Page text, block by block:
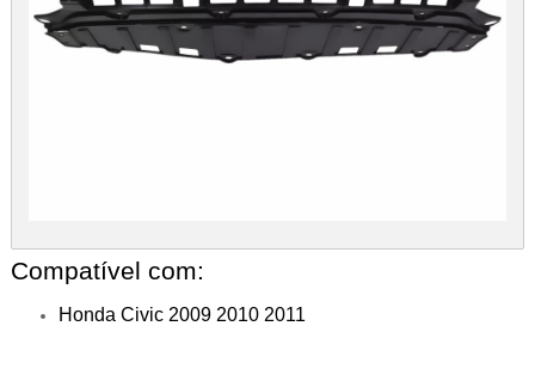
Compatível com:
Honda Civic 2009 2010 2011